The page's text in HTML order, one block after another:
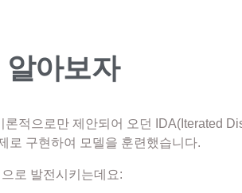
아보자
적으로만 제안되어 오던
IDA(Iterated
로 구현하여 모델을 훈련했습니다.
로 발전시키는데요: